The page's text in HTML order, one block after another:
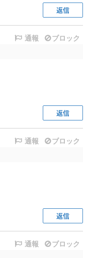
返信
通報 ブロック
返信
通報 ブロック
返信
通報 ブロック